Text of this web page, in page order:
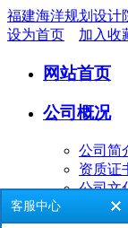
福建海洋规划设计
设为首页
加入收
网站首页
公司概况
公司简
资质证
公司文
客服中心